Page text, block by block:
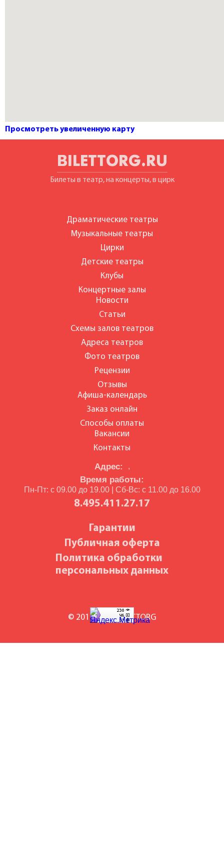
Просмотреть увеличенную карту
BILETTORG.RU
Билеты в театр, на концерты, в цирк
Адрес: ,
Время работы:
Пн-Пт: с 09.00 до 19.00 | Сб-Вс: с 11.00 до 16.00
8.495.411.27.17
Гарантии
Публичная оферта
Политика обработки
персональных данных
Драматические театры
Музыкальные театры
Цирки
Детские театры
Клубы
Концертные залы
Новости
Статьи
Схемы залов театров
Адреса театров
Фото театров
Рецензии
Отзывы
Афиша-календарь
Заказ онлайн
Способы оплаты
Вакансии
Контакты
© 2010-2026 BILETTORG